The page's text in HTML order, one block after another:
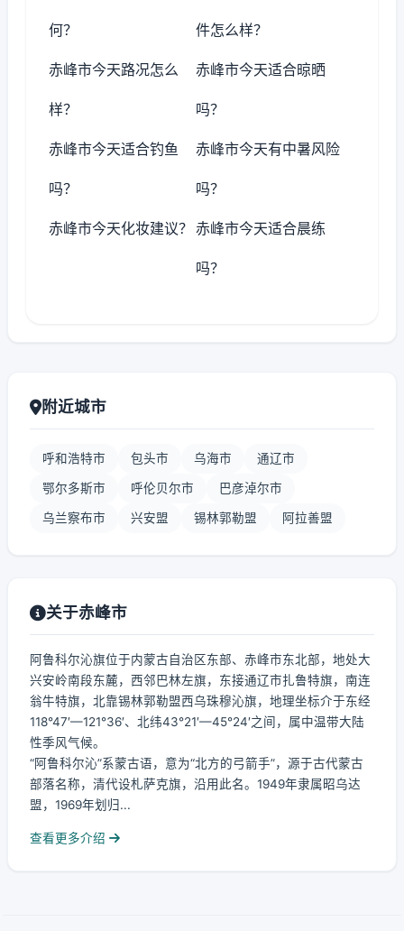
何？ 件怎么样？
赤峰市今天路况怎么
样？
赤峰市今天适合晾晒
吗？
赤峰市今天适合钓鱼
吗？
赤峰市今天有中暑风险
吗？
赤峰市今天化妆建议？ 赤峰市今天适合晨练
吗？
附近城市
呼和浩特市 包头市 乌海市 通辽市
鄂尔多斯市 呼伦贝尔市 巴彦淖尔市
乌兰察布市 兴安盟 锡林郭勒盟 阿拉善盟
关于赤峰市
阿鲁科尔沁旗位于内蒙古自治区东部、赤峰市东北部，地处大
兴安岭南段东麓，西邻巴林左旗，东接通辽市扎鲁特旗，南连
翁牛特旗，北靠锡林郭勒盟西乌珠穆沁旗，地理坐标介于东经
118°47′—121°36′、北纬43°21′—45°24′之间，属中温带大陆
性季风气候。
“阿鲁科尔沁”系蒙古语，意为“北方的弓箭手”，源于古代蒙古
部落名称，清代设札萨克旗，沿用此名。1949年隶属昭乌达
盟，1969年划归...
查看更多介绍